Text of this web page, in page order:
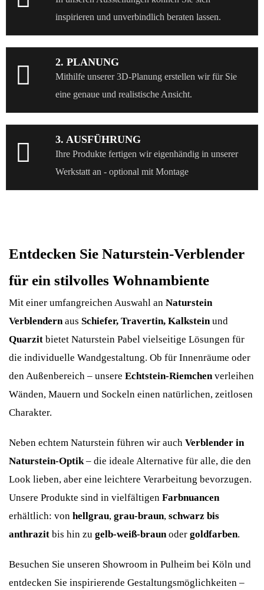
inspirieren und unverbindlich beraten lassen.
2. PLANUNG
Mithilfe unserer 3D-Planung erstellen wir für Sie
eine genaue und realistische Ansicht.
3. AUSFÜHRUNG
Ihre Produkte fertigen wir eigenhändig in unserer
Werkstatt an - optional mit Montage
Entdecken Sie Naturstein-Verblender
für ein stilvolles Wohnambiente
Mit einer umfangreichen Auswahl an Naturstein
Verblendernaus Schiefer, Travertin, Kalksteinund
Quarzit bietet Naturstein Pabel vielseitige Lösungen für
die individuelle Wandgestaltung. Ob für Innenräume oder
den Außenbereich – unsere Echtstein-Riemchenverleihen
Wänden, Mauern und Sockeln einen natürlichen, zeitlosen
Charakter.
Neben echtem Naturstein führen wir auch Verblender in
Naturstein-Optik– die ideale Alternative für alle, die den
Look lieben, aber eine leichtere Verarbeitung bevorzugen.
Unsere Produkte sind in vielfältigen Farbnuancen
erhältlich: von hellgrau, grau-braun, schwarz bis
anthrazit bis hin zu gelb-weiß-braunoder goldfarben.
Besuchen Sie unseren Showroom in Pulheim bei Köln und
entdecken Sie inspirierende Gestaltungsmöglichkeiten –